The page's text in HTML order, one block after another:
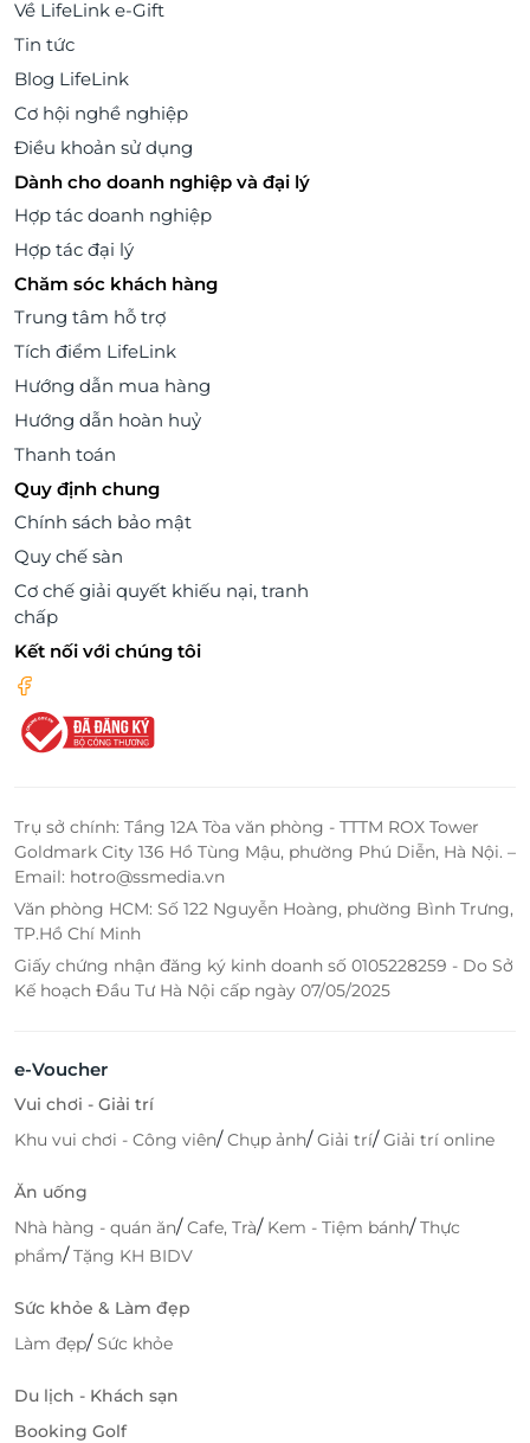
Về LifeLink e-Gift
Tin tức
Blog LifeLink
Cơ hội nghề nghiệp
Điều khoản sử dụng
Dành cho doanh nghiệp và đại lý
Hợp tác doanh nghiệp
Hợp tác đại lý
Chăm sóc khách hàng
Trung tâm hỗ trợ
Tích điểm LifeLink
Hướng dẫn mua hàng
Hướng dẫn hoàn huỷ
Thanh toán
Quy định chung
Chính sách bảo mật
Quy chế sàn
Cơ chế giải quyết khiếu nại, tranh
chấp
Kết nối với chúng tôi
Trụ sở chính: Tầng 12A Tòa văn phòng - TTTM ROX Tower
Goldmark City 136 Hồ Tùng Mậu, phường Phú Diễn, Hà Nội. –
Email: hotro@ssmedia.vn
Văn phòng HCM: Số 122 Nguyễn Hoàng, phường Bình Trưng,
TP.Hồ Chí Minh
Giấy chứng nhận đăng ký kinh doanh số 0105228259 - Do Sở
Kế hoạch Đầu Tư Hà Nội cấp ngày 07/05/2025
e-Voucher
Vui chơi - Giải trí
Khu vui chơi - Công viên/Chụp ảnh/Giải trí/Giải trí online
Ăn uống
Nhà hàng - quán ăn/Cafe, Trà/ Kem - Tiệm bánh/Thực
phẩm/Tặng KH BIDV
Sức khỏe & Làm đẹp
Làm đẹp/Sức khỏe
Du lịch - Khách sạn
Booking Golf